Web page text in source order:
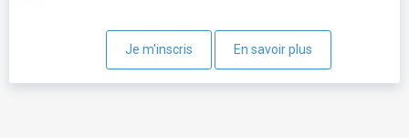
Je m'inscris En savoir plus